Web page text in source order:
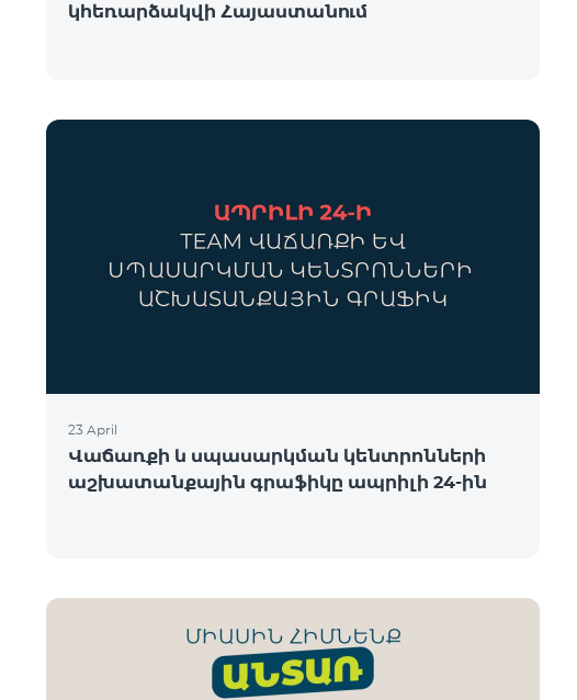
կհեռարձակվի Հայաստանում
23 April
Վաճառքի և սպասարկման կենտրոնների
աշխատանքային գրաֆիկը ապրիլի 24-ին